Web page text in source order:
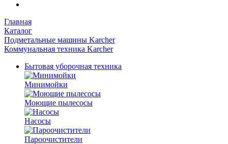
Главная
Каталог
Подметальные машины Karcher
Коммунальная техника Karcher
Бытовая уборочная техника
Минимойки
Моющие пылесосы
Насосы
Пароочистители